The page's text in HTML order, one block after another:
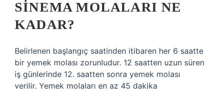
SINEMA MOLALARI NE
KADAR?
Belirlenen başlangıç ​​saatinden itibaren her 6 saatte
bir yemek molası zorunludur. 12 saatten uzun süren
iş günlerinde 12. saatten sonra yemek molası
verilir. Yemek molaları en az 45 dakika